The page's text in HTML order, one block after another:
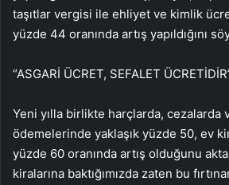
taşıtlar vergisi ile ehliyet ve kimlik
yüzde 44 oranında artış yapıldığını
“ASGARİ ÜCRET, SEFALET
Yeni yılla birlikte harçlarda, cezalarda
ödemelerinde yaklaşık yüzde 50, ev
yüzde 60 oranında artış olduğunu
kiralarına baktığımızda zaten bu